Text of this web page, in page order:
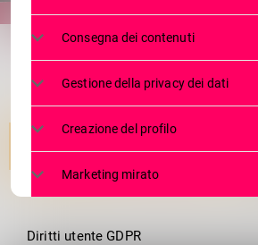
Consegna dei contenuti
Gestione della privacy dei dati
Creazione del profilo
Marketing mirato
Diritti utente GDPR